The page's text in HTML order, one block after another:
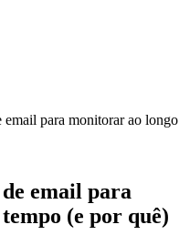
email para monitorar ao longo
email para
(e por quê)